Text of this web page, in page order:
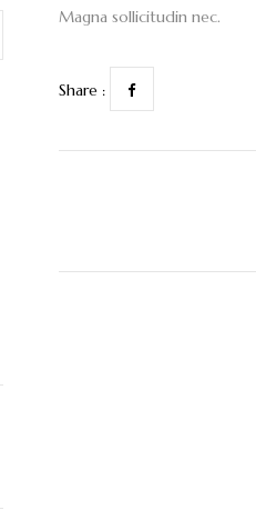
Magna sollicitudin nec.
Share :